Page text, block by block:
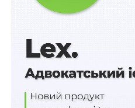
Подання фінансової
- через
ПОВ'ЯЗАНІ ТЕМИ:
НАСТУПНА
Укрзалізниця може
погодження, але з умовою